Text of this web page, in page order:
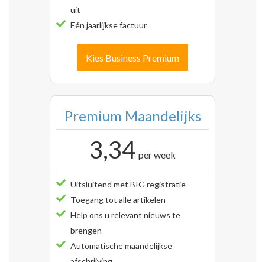
uit
Eén jaarlijkse factuur
Kies Business Premium
Premium Maandelijks
3,34 per week
Uitsluitend met BIG registratie
Toegang tot alle artikelen
Help ons u relevant nieuws te
brengen
Automatische maandelijkse